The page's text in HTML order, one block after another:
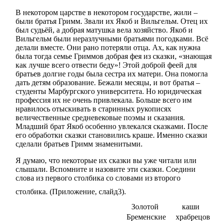
В некотором царстве в некотором государстве, жили –
были братья Гримм. Звали их Якоб и Вильгельм. Отец их
был судьёй, а добрая матушка вела хозяйство. Якоб и
Вильгельм были неразлучными братьями погодками. Всё
делали вместе. Они рано потеряли отца. Ах, как нужна
была тогда семье Гриммов добрая фея из сказки, «знающая
как лучше всего отвести беду»! Этой доброй феей для
братьев долгие годы была сестра их матери. Она помогла
дать детям образование. Бежали месяцы, и вот братья –
студенты Марбургского университета. Но юридическая
профессия их не очень привлекала. Больше всего им
нравилось отыскивать в старинных рукописях
величественные средневековые поэмы и сказания.
Младший брат Якоб особенно увлекался сказками. После
его обработки сказки становились краше. Именно сказки
сделали братьев Гримм знаменитыми.
Я думаю, что некоторые их сказки вы уже читали или
слышали. Вспомните и назовите эти сказки. Соедини
слова из первого столбика со словами из второго
столбика. (Приложение, слайд3).
Золотой каши
Бременские храбрецов